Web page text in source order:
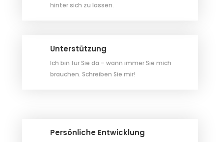
hinter sich zu lassen.
Unterstützung
Ich bin für Sie da – wann immer Sie mich
brauchen. Schreiben Sie mir!
Persönliche Entwicklung